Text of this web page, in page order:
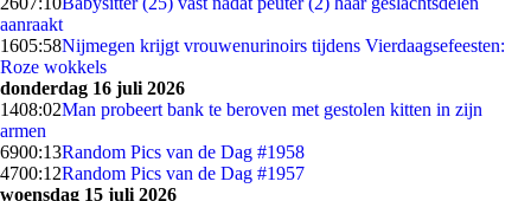
aanraakt
1605:58Nijmegen krijgt vrouwenurinoirs tijdens Vierdaagsefeesten:
Roze wokkels
donderdag 16 juli 2026
1408:02Man probeert bank te beroven met gestolen kitten in zijn
armen
6900:13Random Pics van de Dag #1958
4700:12Random Pics van de Dag #1957
woensdag 15 juli 2026